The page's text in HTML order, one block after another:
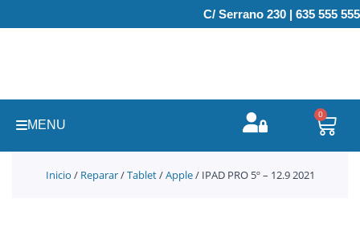
al
C/ Serrano 230 | 635 555 555
MENU
0
Inicio / Reparar/Tablet/Apple/ IPAD PRO 5º – 12.9 2021